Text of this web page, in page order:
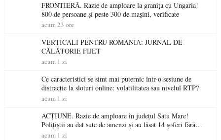
FRONTIERĂ. Razie de amploare la granița cu Ungaria!
800 de persoane și peste 300 de mașini, verificate
acum 23 ore
VERTICALI PENTRU ROMÂNIA: JURNAL DE
CĂLĂTORIE FIJET
acum 1 zi
Ce caracteristici se simt mai puternic într-o sesiune de
distracție la sloturi online: volatilitatea sau nivelul RTP?
acum 1 zi
ACȚIUNE. Razie de amploare în județul Satu Mare!
Polițiștii au dat sute de amenzi și au lăsat 14 șoferi fără
permis într-o singură zi
acum 1 zi